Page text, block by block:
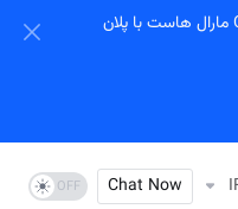
بازگشت وب‌سایت شما در گوگل، CDN مارال هاست با پلان
Chat Now